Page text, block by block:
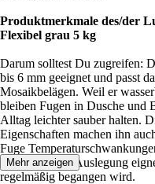
Produktmerkmale des/der
Flexibel grau 5 kg
Darum solltest Du zugreifen:
bis 6 mm geeignet und passt
Mosaikbelägen. Weil er
bleiben Fugen in Dusche und
Alltag leichter sauber halten.
Eigenschaften machen ihn
Fuge
die abriebfeste Auslegung
regelmäßig begangen wird.
Mehr anzeigen